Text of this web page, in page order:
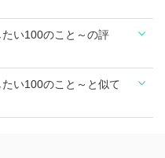
い100のこと～の評
い100のこと～と似て